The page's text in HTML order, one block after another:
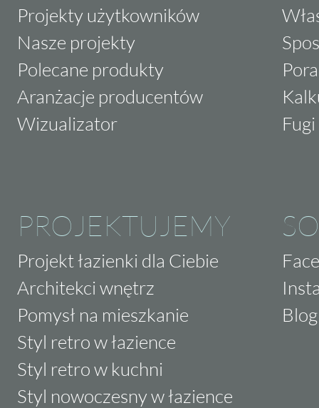
Projekty użytkowników
Nasze projekty
Polecane produkty
Aranżacje producentów
Wizualizator
PROJEKTUJEMY
Projekt łazienki dla Ciebie
Architekci wnętrz
Pomysł na mieszkanie
Styl retro w łazience
Styl retro w kuchni
Styl nowoczesny w łazience
Blog